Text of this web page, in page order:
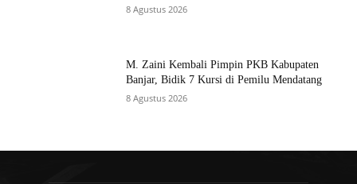
8 Agustus 2026
M. Zaini Kembali Pimpin PKB Kabupaten
Banjar, Bidik 7 Kursi di Pemilu Mendatang
8 Agustus 2026